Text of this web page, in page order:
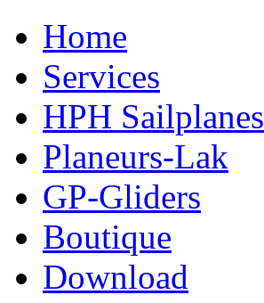
Home
Services
HPH Sailplanes
Planeurs-Lak
GP-Gliders
Boutique
Download